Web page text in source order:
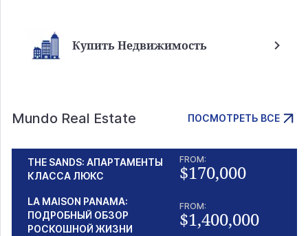
Купить Недвижимость
Mundo Real Estate ПОСМОТРЕТЬ ВСЕ
THE SANDS: АПАРТАМЕНТЫ
КЛАССА ЛЮКС
FROM:
$170,000
LA MAISON PANAMA:
ПОДРОБНЫЙ ОБЗОР
РОСКОШНОЙ ЖИЗНИ
FROM:
$1,400,000